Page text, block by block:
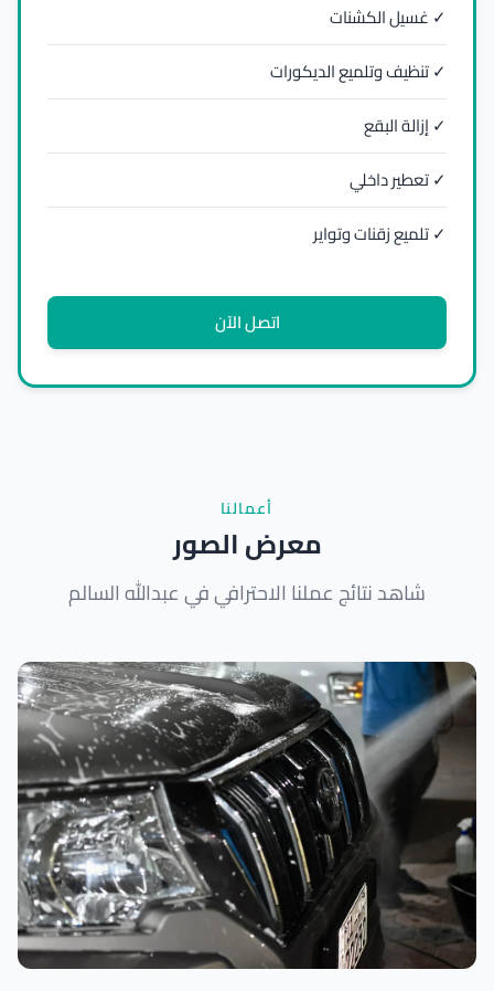
✓ غسيل الكشنات
✓ تنظيف وتلميع الديكورات
✓ إزالة البقع
✓ تعطير داخلي
✓ تلميع زقنات وتواير
اتصل الآن
أعمالنا
معرض الصور
شاهد نتائج عملنا الاحترافي في عبدالله السالم